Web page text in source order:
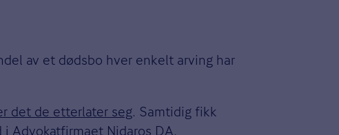
av et dødsbo hver enkelt arving har
det de etterlater seg. Samtidig fikk
i Advokatfirmaet Nidaros DA.